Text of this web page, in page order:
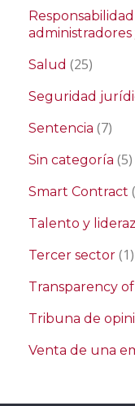
Salud (25)
Seguridad
Sentencia (7)
Sin categoría (5)
Smart Contract
Talento y
Tercer sector (1)
Transparency of
Tribuna de
Venta de una